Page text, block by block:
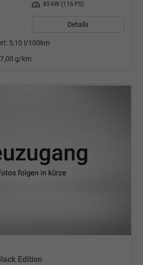
Leistung 85 kW (116 PS)
Details
5,10 l/100km
g/km
Edition